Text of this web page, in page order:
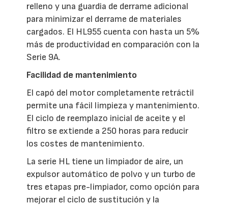
relleno y una guardia de derrame adicional
para minimizar el derrame de materiales
cargados. El HL955 cuenta con hasta un 5%
más de productividad en comparación con la
Serie 9A.
Facilidad de mantenimiento
El capó del motor completamente retráctil
permite una fácil limpieza y mantenimiento.
El ciclo de reemplazo inicial de aceite y el
filtro se extiende a 250 horas para reducir
los costes de mantenimiento.
La serie HL tiene un limpiador de aire, un
expulsor automático de polvo y un turbo de
tres etapas pre-limpiador, como opción para
mejorar el ciclo de sustitución y la